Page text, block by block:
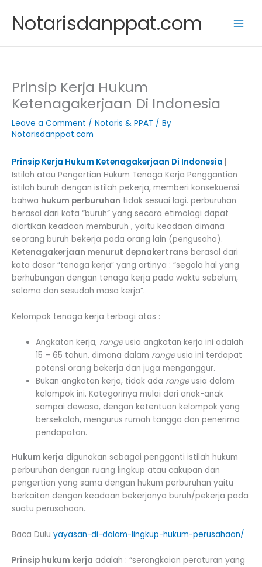
content
Notarisdanppat.com
Prinsip Kerja Hukum
Ketenagakerjaan Di Indonesia
Leave a Comment / Notaris & PPAT / By
Notarisdanppat.com
Prinsip Kerja Hukum Ketenagakerjaan Di Indonesia |
Istilah atau Pengertian Hukum Tenaga Kerja Penggantian
istilah buruh dengan istilah pekerja, memberi konsekuensi
bahwa hukum perburuhan tidak sesuai lagi. perburuhan
berasal dari kata “buruh” yang secara etimologi dapat
diartikan keadaan memburuh , yaitu keadaan dimana
seorang buruh bekerja pada orang lain (pengusaha).
Ketenagakerjaan menurut depnakertrans berasal dari
kata dasar “tenaga kerja” yang artinya : “segala hal yang
berhubungan dengan tenaga kerja pada waktu sebelum,
selama dan sesudah masa kerja”.
Kelompok tenaga kerja terbagi atas :
Angkatan kerja, rangeusia angkatan kerja ini adalah
15 – 65 tahun, dimana dalam rangeusia ini terdapat
potensi orang bekerja dan juga menganggur.
Bukan angkatan kerja, tidak ada rangeusia dalam
kelompok ini. Kategorinya mulai dari anak-anak
sampai dewasa, dengan ketentuan kelompok yang
bersekolah, mengurus rumah tangga dan penerima
pendapatan.
Hukum kerja digunakan sebagai pengganti istilah hukum
perburuhan dengan ruang lingkup atau cakupan dan
pengertian yang sama dengan hukum perburuhan yaitu
berkaitan dengan keadaan bekerjanya buruh/pekerja pada
suatu perusahaan.
Baca Dulu yayasan-di-dalam-lingkup-hukum-perusahaan/
Prinsip hukum kerja adalah : “serangkaian peraturan yang